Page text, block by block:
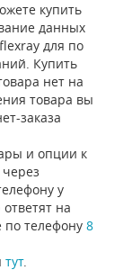
купить
данных
для по
Купить
нет на
товара вы
заказа
и опции к
у
на
телефону 8
тут.